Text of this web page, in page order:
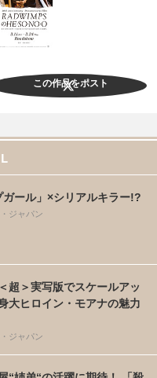
この作品をポスト
ール」×シリアルキラー!?
ジャパン
超＞実写版でスケールアッ
大ヒロイン・モアナの魅力
ジャパン